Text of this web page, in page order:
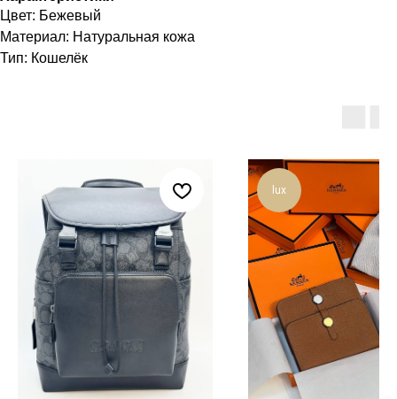
Цвет: Бежевый
Материал: Натуральная кожа
Тип: Кошелёк
lux